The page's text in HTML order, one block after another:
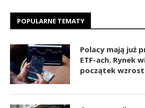
POPULARNE TEMATY
Polacy mają już
ETF-ach. Rynek
początek